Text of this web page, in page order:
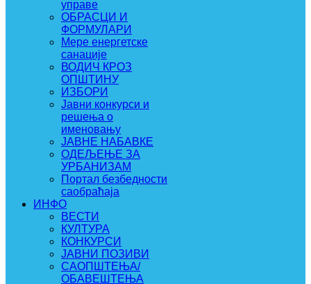
управе
ОБРАСЦИ И
ФОРМУЛАРИ
Мере енергетске
санације
ВОДИЧ КРОЗ
ОПШТИНУ
ИЗБОРИ
Јавни конкурси и
решења о
именовању
ЈАВНЕ НАБАВКЕ
ОДЕЉЕЊЕ ЗА
УРБАНИЗАМ
Портал безбедности
саобраћаја
ИНФО
ВЕСТИ
КУЛТУРА
КОНКУРСИ
ЈАВНИ ПОЗИВИ
САОПШТЕЊА/
ОБАВЕШТЕЊА